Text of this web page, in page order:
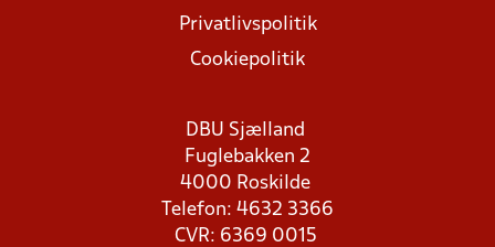
Privatlivspolitik
Cookiepolitik
DBU Sjælland
Fuglebakken 2
4000 Roskilde
Telefon: 4632 3366
CVR: 6369 0015